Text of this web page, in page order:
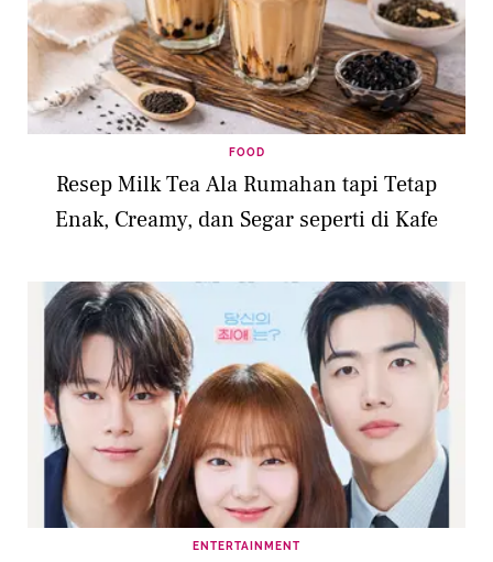
FOOD
Resep Milk Tea Ala Rumahan tapi Tetap
Enak, Creamy, dan Segar seperti di Kafe
ENTERTAINMENT